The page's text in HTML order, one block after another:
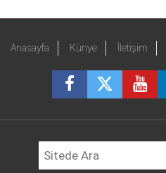
Anasayfa Künye İletişim